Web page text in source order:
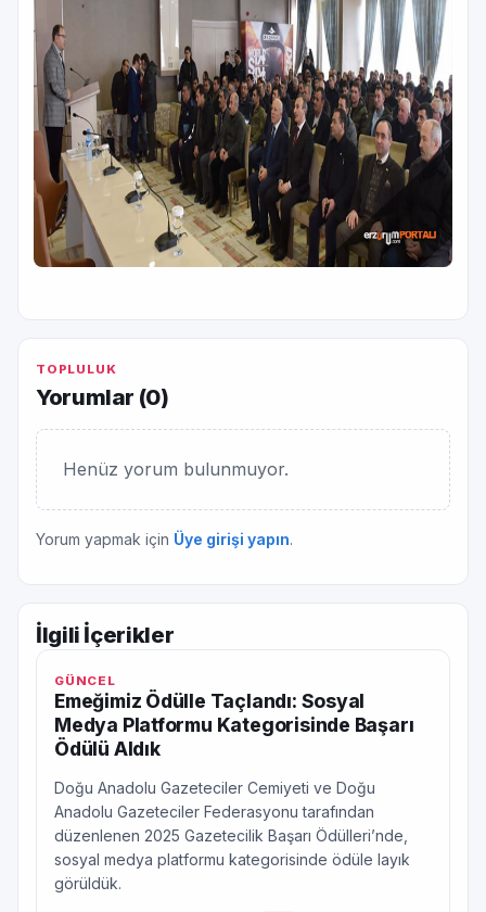
TOPLULUK
Yorumlar (0)
Henüz yorum bulunmuyor.
Yorum yapmak için Üye girişi yapın.
İlgili İçerikler
GÜNCEL
Emeğimiz Ödülle Taçlandı: Sosyal
Medya Platformu Kategorisinde Başarı
Ödülü Aldık
Doğu Anadolu Gazeteciler Cemiyeti ve Doğu
Anadolu Gazeteciler Federasyonu tarafından
düzenlenen 2025 Gazetecilik Başarı Ödülleri’nde,
sosyal medya platformu kategorisinde ödüle layık
görüldük.